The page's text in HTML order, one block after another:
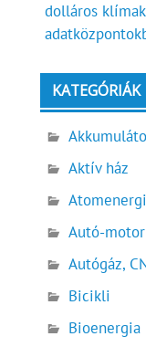
dolláros
KATEGÓRIÁK
Aktív ház
Autó-motor
Autógáz,
Bicikli
Bioenergia